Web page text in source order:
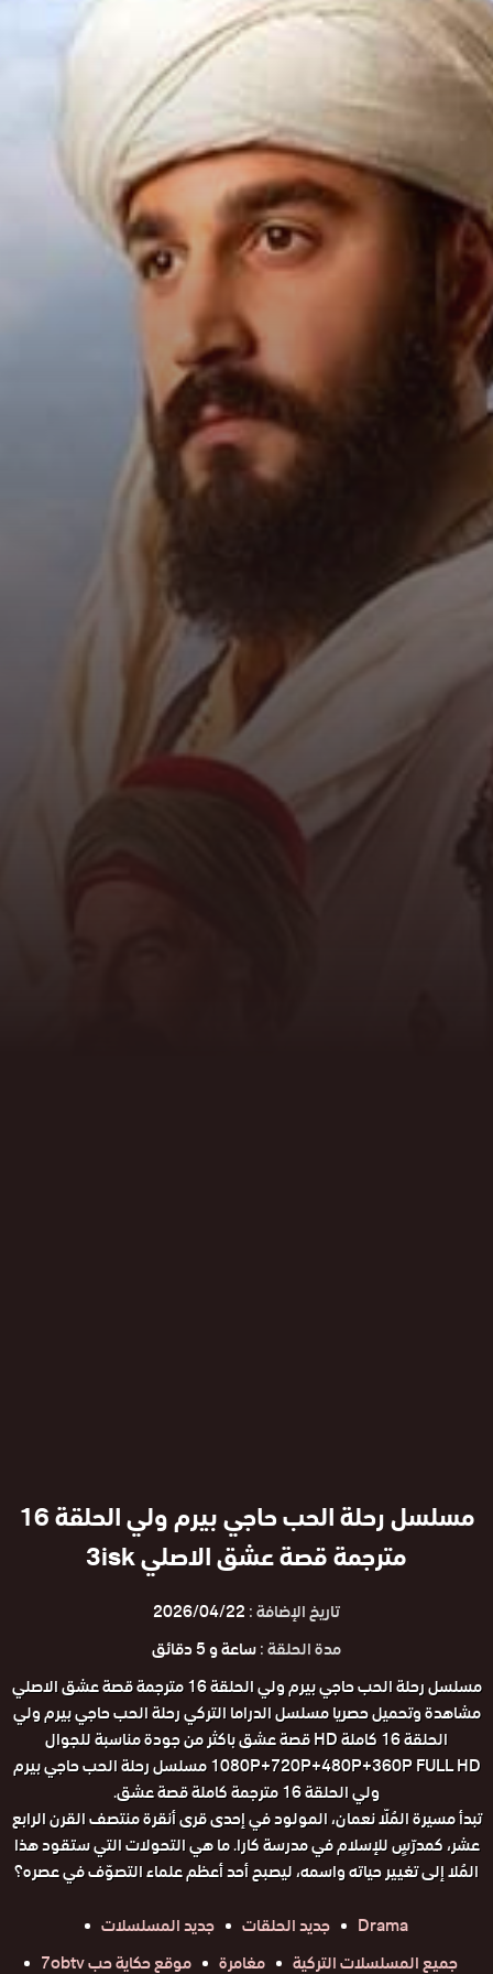
مسلسل رحلة الحب حاجي بيرم ولي الحلقة 16
مترجمة قصة عشق الاصلي 3isk
تاريخ الإضافة :2026/04/22
مدة الحلقة :ساعة و 5 دقائق
مسلسل رحلة الحب حاجي بيرم ولي الحلقة 16 مترجمة قصة عشق الاصلي
مشاهدة وتحميل حصريا مسلسل الدراما التركي رحلة الحب حاجي بيرم ولي
الحلقة 16 كاملة HD قصة عشق باكثر من جودة مناسبة للجوال
1080P+720P+480P+360P FULL HD مسلسل رحلة الحب حاجي بيرم
ولي الحلقة 16 مترجمة كاملة قصة عشق.
تبدأ مسيرة المُلّا نعمان، المولود في إحدى قرى أنقرة منتصف القرن الرابع
عشر، كمدرّسٍ للإسلام في مدرسة كارا. ما هي التحولات التي ستقود هذا
المُلا إلى تغيير حياته واسمه، ليصبح أحد أعظم علماء التصوّف في عصره؟
Drama
جديد الحلقات
جديد المسلسلات
جميع المسلسلات التركية
مغامرة موقع حكاية حب 7obtv